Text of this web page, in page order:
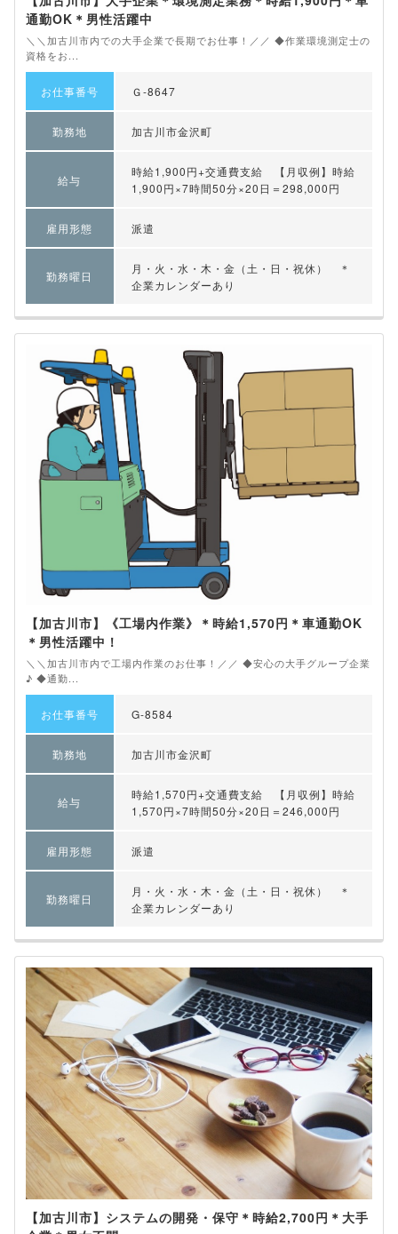
通勤OK＊男性活躍中
＼＼加古川市内での大手企業で長期でお仕事！／／ ◆作業環境測定士の
資格をお...
お仕事番号 Ｇ-8647
勤務地 加古川市金沢町
給与
時給1,900円+交通費支給 【月収例】時給
1,900円×7時間50分×20日＝298,000円
雇用形態 派遣
勤務曜日
月・火・水・木・金（土・日・祝休） ＊
企業カレンダーあり
【加古川市】《工場内作業》＊時給1,570円＊車通勤OK
＊男性活躍中！
＼＼加古川市内で工場内作業のお仕事！／／ ◆安心の大手グループ企業
♪ ◆通勤...
お仕事番号 G-8584
勤務地 加古川市金沢町
給与
時給1,570円+交通費支給 【月収例】時給
1,570円×7時間50分×20日＝246,000円
雇用形態 派遣
勤務曜日
月・火・水・木・金（土・日・祝休） ＊
企業カレンダーあり
【加古川市】システムの開発・保守＊時給2,700円＊大手